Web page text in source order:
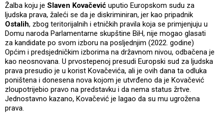
Žalba koju je Slaven Kovačević uputio Europskom sudu za
ljudska prava, žaleći se da je diskriminiran, jer kao pripadnik
Ostalih, zbog teritorijalnih i etničkih pravila koja se primjenjuju u
Domu naroda Parlamentarne skupštine BiH, nije mogao glasati
za kandidate po svom izboru na posljednjim (2022. godine)
Općim i predsjedničkim izborima na državnom nivou, odbačena je
kao neosnovana. U prvostepenoj presudi Europski sud za ljudska
prava presudio je u korist Kovačevića, ali je ovih dana ta odluka
poništena i donesena nova kojom je utvrđeno da je Kovačević
zloupotrijebio pravo na predstavku i da nema status žrtve.
Jednostavno kazano, Kovačević je lagao da su mu ugrožena
prava.